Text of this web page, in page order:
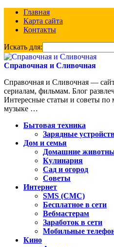
Главная
Карта сайта
Контакты
Искать для:
Справочная и Сливочная
Справочная и Сливочная —
сериалам, фильмам. Блог
Интересные статьи и советы по
музыке …
Бытовая техника
Зарядные
Дом и семья
Домашние
Кулинария
Сад и огород
Советы
Интернет
SMS (СМС)
Бесплатное в сети
Вебмастерам
Заработок в сети
Мобильные
Кино